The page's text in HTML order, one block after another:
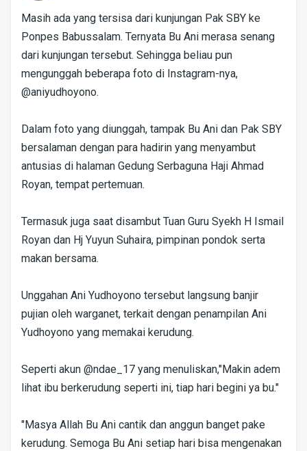
Masih ada yang tersisa dari kunjungan Pak SBY ke
Ponpes Babussalam. Ternyata Bu Ani merasa senang
dari kunjungan tersebut. Sehingga beliau pun
mengunggah beberapa foto di Instagram-nya,
@aniyudhoyono.
Dalam foto yang diunggah, tampak Bu Ani dan Pak SBY
bersalaman dengan para hadirin yang menyambut
antusias di halaman Gedung Serbaguna Haji Ahmad
Royan, tempat pertemuan.
Termasuk juga saat disambut Tuan Guru Syekh H Ismail
Royan dan Hj Yuyun Suhaira, pimpinan pondok serta
makan bersama.
Unggahan Ani Yudhoyono tersebut langsung banjir
pujian oleh warganet, terkait dengan penampilan Ani
Yudhoyono yang memakai kerudung.
Seperti akun @ndae_17 yang menuliskan,"Makin adem
lihat ibu berkerudung seperti ini, tiap hari begini ya bu."
"Masya Allah Bu Ani cantik dan anggun banget pake
kerudung. Semoga Bu Ani setiap hari bisa mengenakan